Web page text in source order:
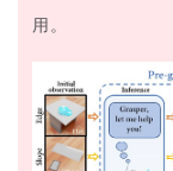
用。